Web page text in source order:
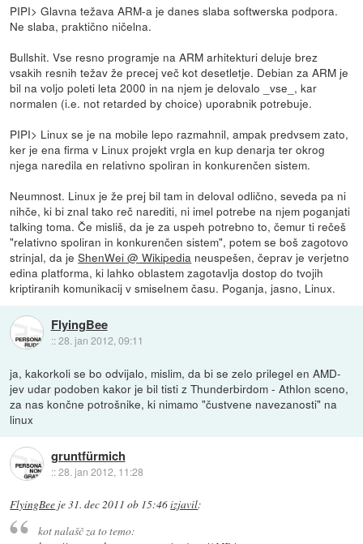
PIPI> Glavna težava ARM-a je danes slaba softwerska podpora.
Ne slaba, praktično ničelna.
Bullshit. Vse resno programje na ARM arhitekturi deluje brez
vsakih resnih težav že precej več kot desetletje. Debian za ARM je
bil na voljo poleti leta 2000 in na njem je delovalo _vse_, kar
normalen (i.e. not retarded by choice) uporabnik potrebuje.
PIPI> Linux se je na mobile lepo razmahnil, ampak predvsem zato,
ker je ena firma v Linux projekt vrgla en kup denarja ter okrog
njega naredila en relativno spoliran in konkurenčen sistem.
Neumnost. Linux je že prej bil tam in deloval odlično, seveda pa ni
nihče, ki bi znal tako reč narediti, ni imel potrebe na njem poganjati
talking toma. Če misliš, da je za uspeh potrebno to, čemur ti rečeš
"relativno spoliran in konkurenčen sistem", potem se boš zagotovo
strinjal, da jeShenWei @ Wikipedia neuspešen, čeprav je verjetno
edina platforma, ki lahko oblastem zagotavlja dostop do tvojih
kriptiranih komunikacij v smiselnem času. Poganja, jasno, Linux.
FlyingBee
::28. jan 2012, 09:11
ja, kakorkoli se bo odvijalo, mislim, da bi se zelo prilegel en AMD-
jev udar podoben kakor je bil tisti z Thunderbirdom - Athlon sceno,
za nas končne potrošnike, ki nimamo "čustvene navezanosti" na
linux
gruntfürmich
::28. jan 2012, 11:28
FlyingBee je31. dec 2011 ob 15:46izjavil:
kot nalašč za to temo: